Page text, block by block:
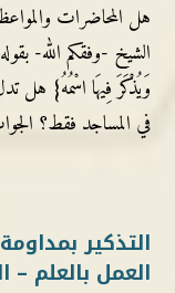
هل المحاضرات
الشيخ -وفقكم الله-
وَيُذْكَرَ فِيهَا اسْمُهُ} هل
في المساجد فقط؟
التذكير
العمل بالعلم –